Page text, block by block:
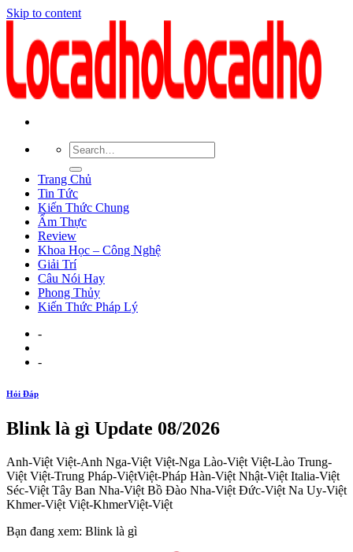
Skip to content
Trang Chủ
Tin Tức
Kiến Thức Chung
Ẩm Thực
Review
Khoa Học – Công Nghệ
Giải Trí
Câu Nói Hay
Phong Thủy
Kiến Thức Pháp Lý
-
-
Hỏi Đáp
Blink là gì Update 08/2026
Anh-Việt Việt-Anh Nga-Việt Việt-Nga Lào-Việt Việt-Lào Trung-
Việt Việt-Trung Pháp-ViệtViệt-Pháp Hàn-Việt Nhật-Việt Italia-Việt
Séc-Việt Tây Ban Nha-Việt Bồ Đào Nha-Việt Đức-Việt Na Uy-Việt
Khmer-Việt Việt-KhmerViệt-Việt
Bạn đang xem: Blink là gì